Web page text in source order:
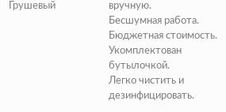
Грушевый
вручную.
Бесшумная работа.
Бюджетная стоимость.
Укомплектован
бутылочкой.
Легко чистить и
дезинфицировать.